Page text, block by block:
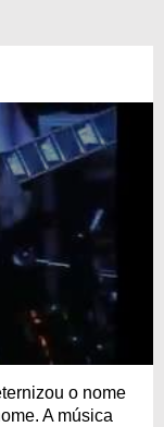
o nome
A música